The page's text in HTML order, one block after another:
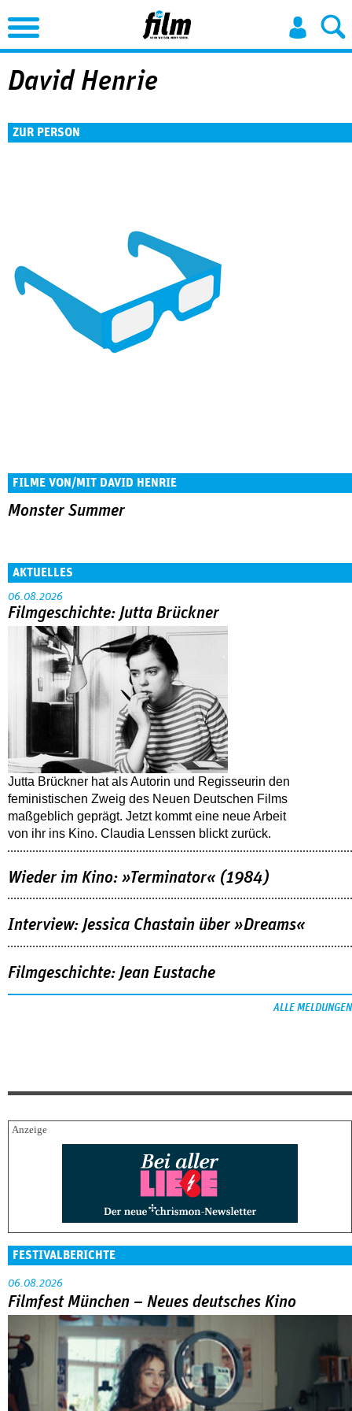
Jump to Navigation
David Henrie
ZUR PERSON
FILME VON/MIT DAVID HENRIE
Monster Summer
AKTUELLES
06.08.2026
Filmgeschichte: Jutta Brückner
Jutta Brückner hat als Autorin und Regisseurin den
feministischen Zweig des Neuen Deutschen Films
maßgeblich geprägt. Jetzt kommt eine neue Arbeit
von ihr ins Kino. Claudia Lenssen blickt zurück.
Wieder im Kino: »Terminator« (1984)
Interview: Jessica Chastain über »Dreams«
Filmgeschichte: Jean Eustache
ALLE MELDUNGEN
FESTIVALBERICHTE
06.08.2026
Filmfest München – Neues deutsches Kino